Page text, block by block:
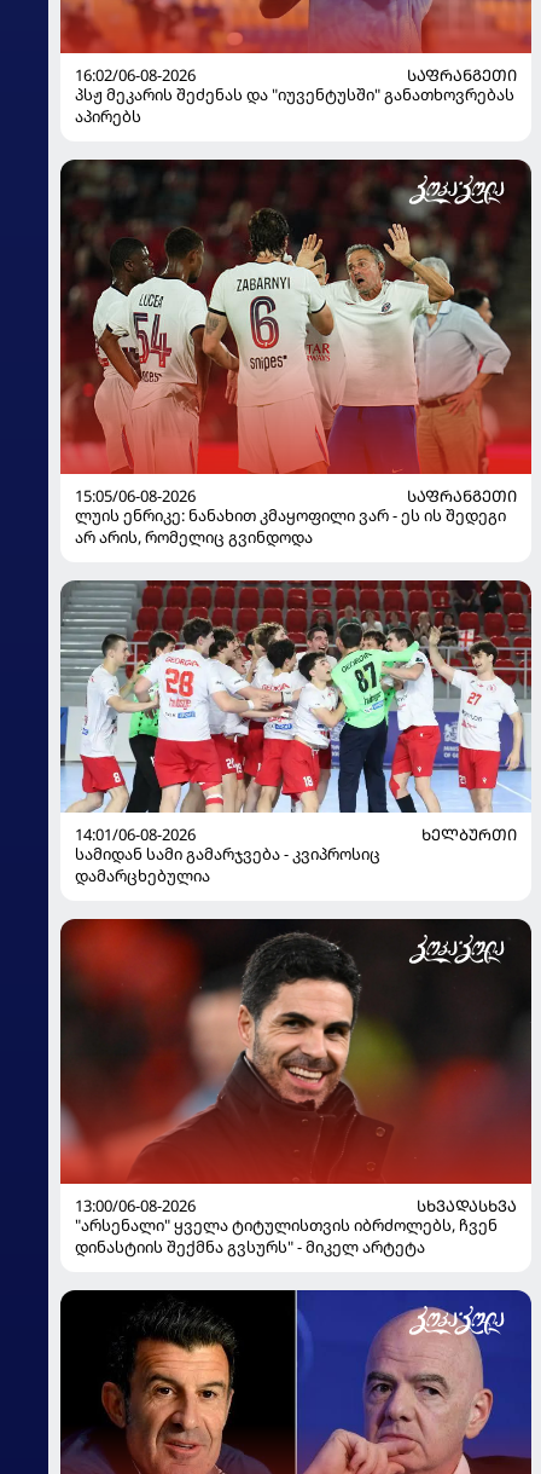
16:02/06-08-2026
ᲡᲐᲤᲠᲐᲜᲒᲔᲗᲘ
პსჟ მეკარის შეძენას და "იუვენტუსში" განათხოვრებას
აპირებს
15:05/06-08-2026
ᲡᲐᲤᲠᲐᲜᲒᲔᲗᲘ
ლუის ენრიკე: ნანახით კმაყოფილი ვარ - ეს ის შედეგი
არ არის, რომელიც გვინდოდა
14:01/06-08-2026
ᲮᲔᲚᲑᲣᲠᲗᲘ
სამიდან სამი გამარჯვება - კვიპროსიც
დამარცხებულია
13:00/06-08-2026
ᲡᲮᲕᲐᲓᲐᲡᲮᲕᲐ
"არსენალი" ყველა ტიტულისთვის იბრძოლებს, ჩვენ
დინასტიის შექმნა გვსურს" - მიკელ არტეტა